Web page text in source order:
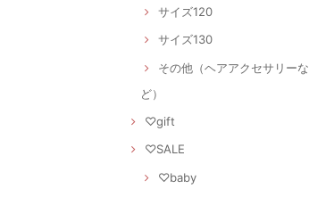
サイズ120
サイズ130
その他（ヘアアクセサリーな
ど）
♡gift
♡SALE
♡baby